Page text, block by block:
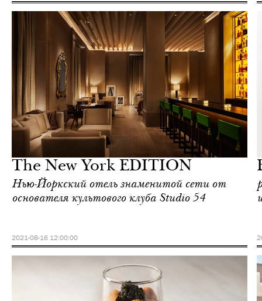
The New York EDITION
Нью-Йоркский отель знаменитой сети от
основателя культового клуба Studio 54
2021-08-16 12:00:00
Йорк